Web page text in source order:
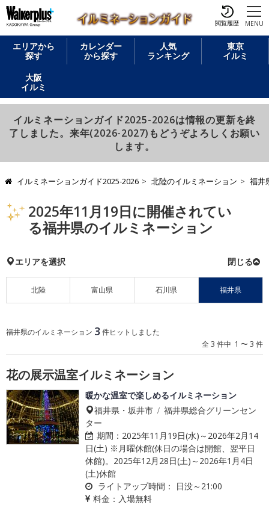
閲覧履歴 MENU
エリアから
探す
カレンダー
から探す
人気
ランキング
東京
イルミ
大阪
イルミ
イルミネーションガイド2025-2026は情報の更新を終
了しました。来年(2026-2027)もどうぞよろしくお願い
します。
イルミネーションガイド2025-2026 北陸のイルミネーション 福井
2025年11月19日に開催されてい
る福井県のイルミネーション
エリアを選択
北陸 富山県 石川県 福井県
福井県のイルミネーション 3 件ヒットしました
全 3 件中 1 〜 3 件
花の展示温室イルミネーション
暖かな温室で楽しめるイルミネーション
福井県・坂井市 / 福井県総合グリーンセン
ター
期間： 2025年11月19日(水)～2026年2月14
日(土) ※月曜休館(休日の場合は開館、翌平日
休館)。2025年12月28日(土)～2026年1月4日
(土)休館
ライトアップ時間：
日没～21:00
料金： 入場無料